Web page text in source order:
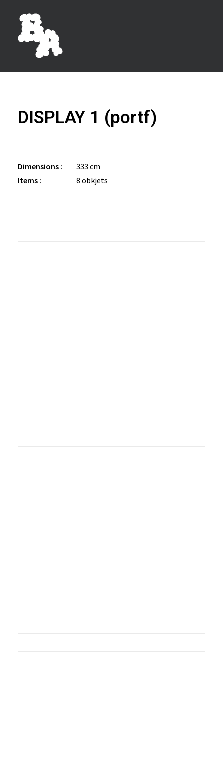
DISPLAY 1 (portf)
Dimensions :
333 cm
Items :
8 obkjets